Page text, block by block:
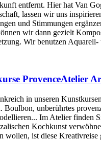
entfernt. Hier hat Van
lassen wir uns
und Stimmungen
wir dann gezielt
Wir benutzen
Atelier
in unseren
Boulbon, unberührtes
Im Atelier
Kochkunst
ist diese Kreativreise